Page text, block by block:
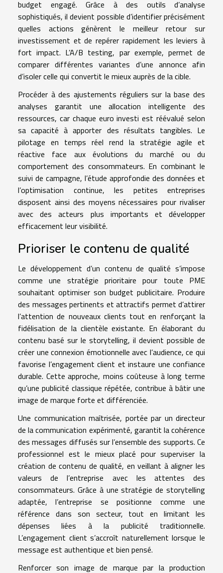
budget engagé. Grâce à des outils d’analyse
sophistiqués, il devient possible d’identifier précisément
quelles actions génèrent le meilleur retour sur
investissement et de repérer rapidement les leviers à
fort impact. L’A/B testing, par exemple, permet de
comparer différentes variantes d’une annonce afin
d’isoler celle qui convertit le mieux auprès de la cible.
Procéder à des ajustements réguliers sur la base des
analyses garantit une allocation intelligente des
ressources, car chaque euro investi est réévalué selon
sa capacité à apporter des résultats tangibles. Le
pilotage en temps réel rend la stratégie agile et
réactive face aux évolutions du marché ou du
comportement des consommateurs. En combinant le
suivi de campagne, l’étude approfondie des données et
l’optimisation continue, les petites entreprises
disposent ainsi des moyens nécessaires pour rivaliser
avec des acteurs plus importants et développer
efficacement leur visibilité.
Prioriser le contenu de qualité
Le développement d’un contenu de qualité s’impose
comme une stratégie prioritaire pour toute PME
souhaitant optimiser son budget publicitaire. Produire
des messages pertinents et attractifs permet d’attirer
l’attention de nouveaux clients tout en renforçant la
fidélisation de la clientèle existante. En élaborant du
contenu basé sur le storytelling, il devient possible de
créer une connexion émotionnelle avec l’audience, ce qui
favorise l’engagement client et instaure une confiance
durable. Cette approche, moins coûteuse à long terme
qu’une publicité classique répétée, contribue à bâtir une
image de marque forte et différenciée.
Une communication maîtrisée, portée par un directeur
de la communication expérimenté, garantit la cohérence
des messages diffusés sur l’ensemble des supports. Ce
professionnel est le mieux placé pour superviser la
création de contenu de qualité, en veillant à aligner les
valeurs de l’entreprise avec les attentes des
consommateurs. Grâce à une stratégie de storytelling
adaptée, l’entreprise se positionne comme une
référence dans son secteur, tout en limitant les
dépenses liées à la publicité traditionnelle.
L’engagement client s’accroît naturellement lorsque le
message est authentique et bien pensé.
Renforcer son image de marque par la production